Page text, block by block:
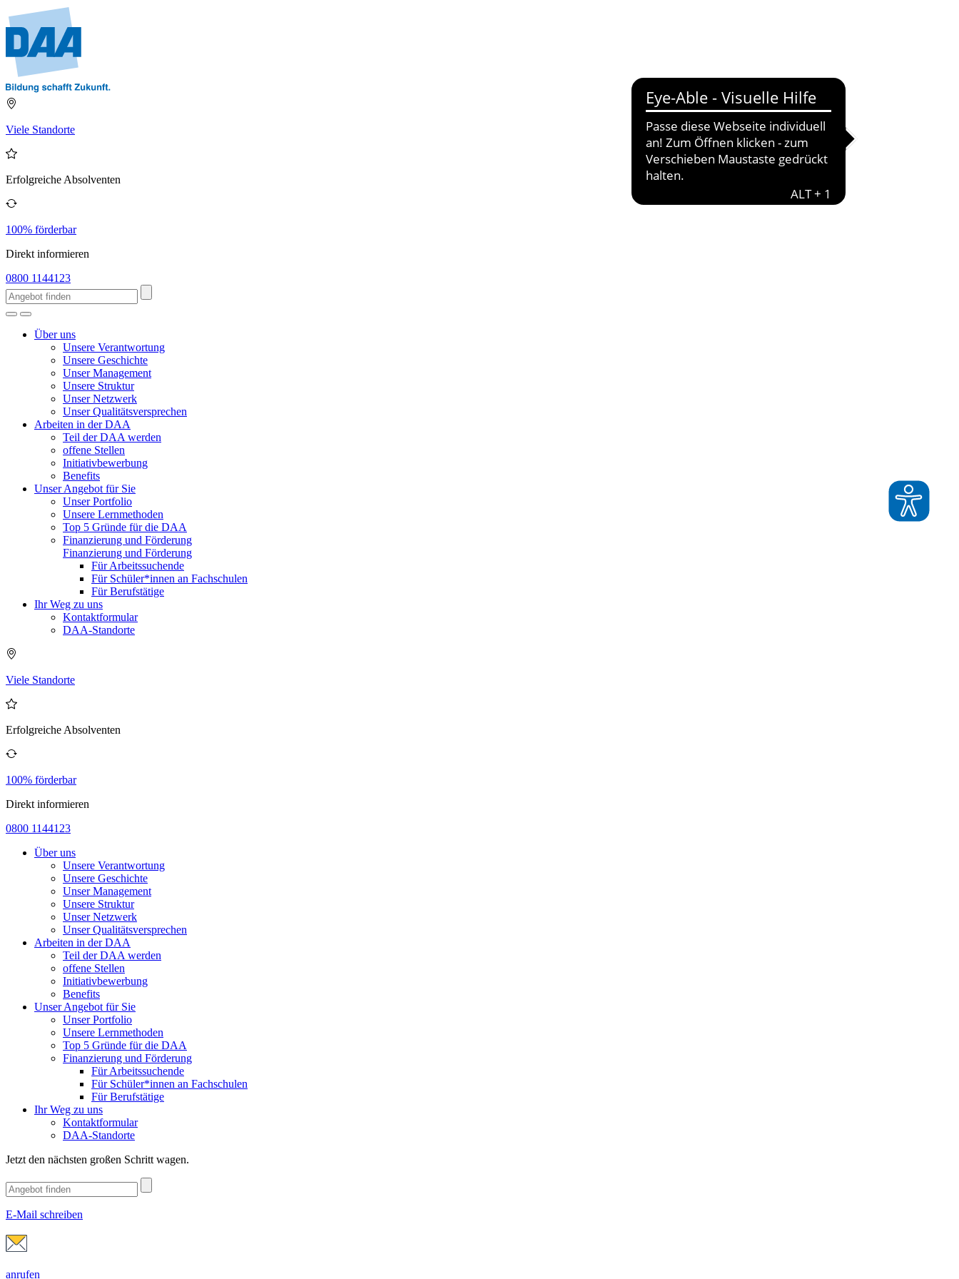
Viele Standorte
Erfolgreiche Absolventen
100% förderbar
Direkt informieren
0800 1144123
Über uns
Unsere Verantwortung
Unsere Geschichte
Unser Management
Unsere Struktur
Unser Netzwerk
Unser Qualitätsversprechen
Arbeiten in der DAA
Teil der DAA werden
offene Stellen
Initiativbewerbung
Benefits
Unser Angebot für Sie
Unser Portfolio
Unsere Lernmethoden
Top 5 Gründe für die DAA
Finanzierung und Förderung
Finanzierung und Förderung
Für Arbeitssuchende
Für Schüler*innen an Fachschulen
Für Berufstätige
Ihr Weg zu uns
Kontaktformular
DAA-Standorte
Viele Standorte
Erfolgreiche Absolventen
100% förderbar
Direkt informieren
0800 1144123
Über uns
Unsere Verantwortung
Unsere Geschichte
Unser Management
Unsere Struktur
Unser Netzwerk
Unser Qualitätsversprechen
Arbeiten in der DAA
Teil der DAA werden
offene Stellen
Initiativbewerbung
Benefits
Unser Angebot für Sie
Unser Portfolio
Unsere Lernmethoden
Top 5 Gründe für die DAA
Finanzierung und Förderung
Für Arbeitssuchende
Für Schüler*innen an Fachschulen
Für Berufstätige
Ihr Weg zu uns
Kontaktformular
DAA-Standorte
Jetzt den nächsten großen Schritt wagen.
E-Mail schreiben
anrufen